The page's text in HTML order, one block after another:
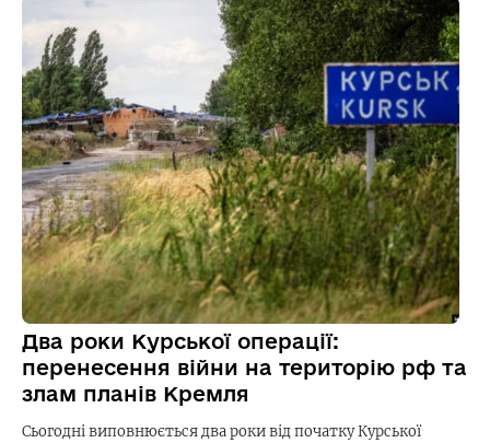
Два роки Курської операції:
перенесення війни на територію рф та
злам планів Кремля
Сьогодні виповнюється два роки від початку Курської